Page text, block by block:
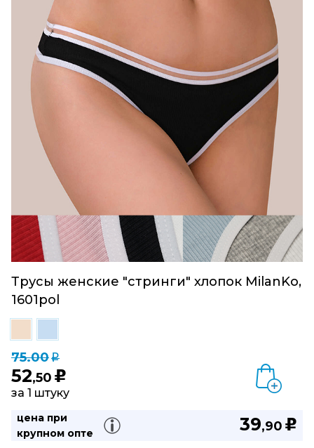
Трусы женские "стринги" хлопок MilanKo,
1601pol
75.00q
52,50 u
за 1 штуку
цена при
крупном опте
39,90 u